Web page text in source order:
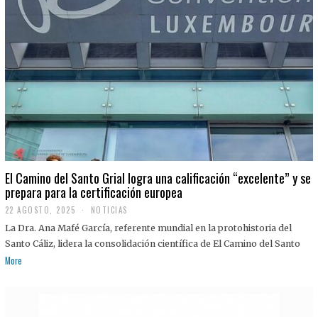
El Camino del Santo Grial logra una calificación “excelente” y se
prepara para la certificación europea
22 AGOSTO, 2025
2
A
G
NOTICIAS
La Dra. Ana Mafé García, referente mundial en la protohistoria del
Santo Cáliz, lidera la consolidación científica de El Camino del Santo
More